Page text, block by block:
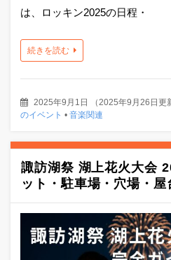
は、ロッキン2025の日程・
続きを読む
2025年9月1日 （2025年9月26日更
のイベント • 音楽関連
諏訪湖祭 湖上花火大会
ット・駐車場・穴場・